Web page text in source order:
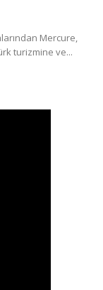
Mercure,
turizmine ve...